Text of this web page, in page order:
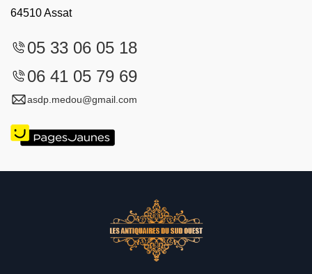
64510 Assat
05 33 06 05 18
06 41 05 79 69
asdp.medou@gmail.com